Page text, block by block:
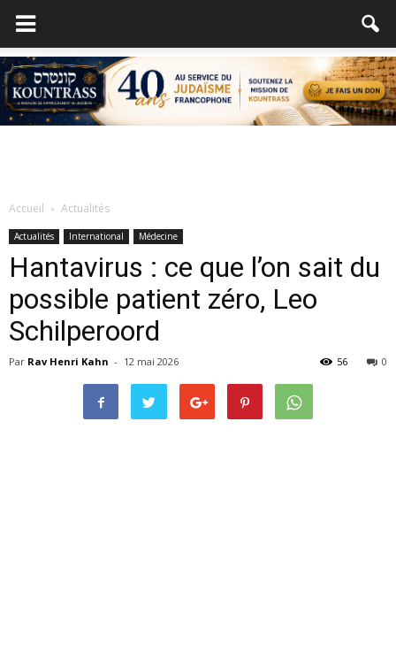
Accueil Actualités
Actualités International Médecine
Hantavirus : ce que l’on sait du
possible patient zéro, Leo
Schilperoord
Par Rav Henri Kahn - 12 mai 2026 0
56